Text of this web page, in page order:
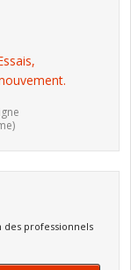
professionnels